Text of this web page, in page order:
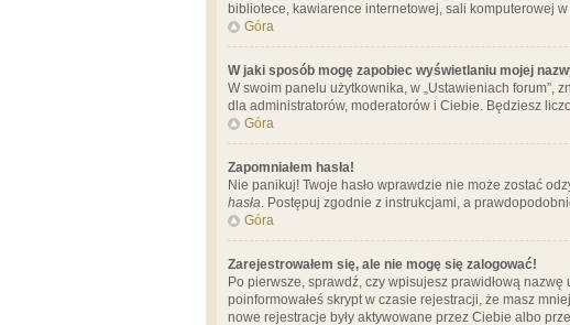
bibliotece, kawiarence internetowej, sali komputerowej
Góra
W jaki sposób mogę zapobiec wyświetlaniu mojej
W swoim panelu użytkownika, w „Ustawieniach forum”,
dla administratorów, moderatorów i Ciebie. Będziesz
Góra
Zapomniałem hasła!
Nie panikuj! Twoje hasło wprawdzie nie może zostać
hasła. Postępuj zgodnie z instrukcjami, a
Góra
Zarejestrowałem się, ale nie mogę się zalogować!
Po pierwsze, sprawdź, czy wpisujesz prawidłową nazwę
poinformowałeś skrypt w czasie rejestracji, że masz
nowe rejestracje były aktywowane przez Ciebie albo